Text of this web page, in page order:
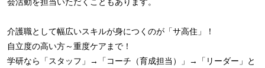
介護職として幅広いスキルが身につくのが「サ高住」！
自立度の高い方～重度ケアまで！
学研なら「スタッフ」→「コーチ（育成担当）」→「リーダー」と